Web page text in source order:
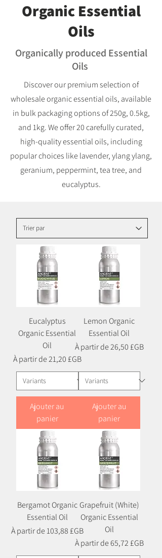
Organic Essential
Oils
Organically produced Essential
Oils
Discover our premium selection of
wholesale organic essential oils, available
in bulk packaging options of 250g, 0.5kg,
and 1kg. We offer 20 carefully curated,
high-quality essential oils, including
popular choices like lavender, ylang ylang,
geranium, peppermint, tea tree, and
eucalyptus.
Eucalyptus
Organic Essential
Oil
À partir de21,20 £GB
Prix promotionnel
Ajouter au
panier
Lemon Organic
Essential Oil
À partir de26,50 £GB
Prix promotionnel
Ajouter au
panier
Bergamot Organic
Essential Oil
À partir de103,88 £GB
Prix promotionnel
Grapefruit (White)
Organic Essential
Oil
À partir de65,72 £GB
Prix promotionnel